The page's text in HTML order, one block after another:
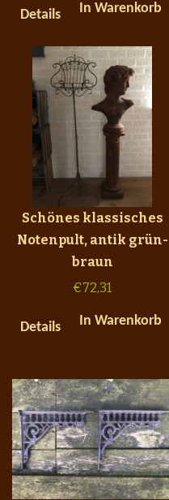
Details In Warenkorb
Schönes klassisches
Notenpult, antik grün-
braun
€72,31
Details In Warenkorb